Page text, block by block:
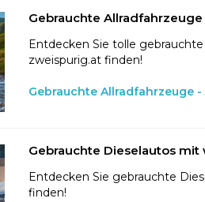
Gebrauchte Allradfahrzeuge
Entdecken Sie tolle
zweispurig.at finden!
Gebrauchte Allradfahrzeuge
Gebrauchte Dieselautos
Entdecken Sie gebrauchte
finden!